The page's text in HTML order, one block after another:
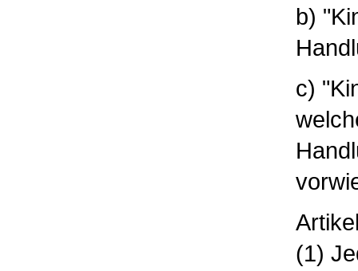
b)
c)
(1)